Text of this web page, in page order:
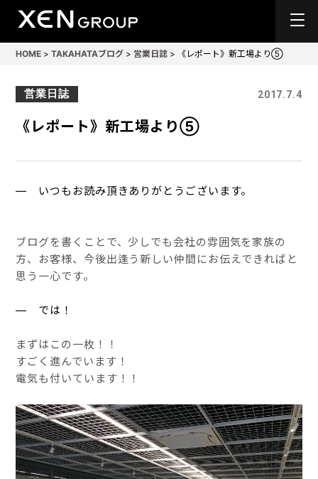
HOME >TAKAHATAブログ > 営業日誌 > 《レポート》新工場より⑤
営業日誌 2017.7.4
《レポート》新工場より⑤
― いつもお読み頂きありがとうございます。
ブログを書くことで、少しでも会社の雰囲気を家族の
方、お客様、今後出逢う新しい仲間にお伝えできればと
思う一心です。
― では！
まずはこの一枚！！
すごく進んでいます！
電気も付いています！！